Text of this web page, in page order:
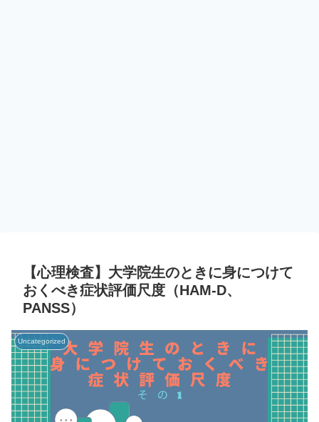
【心理検査】大学院生のときに身につけて
おくべき症状評価尺度（HAM-D、
PANSS）
Uncategorized